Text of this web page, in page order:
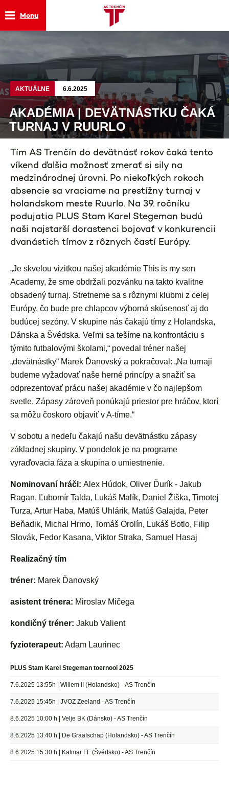
Menu
AKTUÁLNE 6.6.2025
AKADÉMIA | DEVÄTNÁSTKU ČAKÁ
TURNAJ V RUURLO
Tím AS Trenčín do devätnásť rokov čaká tento
víkend ďalšia možnosť zmerať si sily na
medzinárodnej úrovni. Po niekoľkých rokoch
absencie sa vraciame na prestížny turnaj v
holandskom meste Ruurlo. Na 39. ročníku
podujatia PLUS Stam Karel Stegeman budú
naši najstarší dorastenci bojovať v konkurencii
dvanástich tímov z rôznych častí Európy.
„Je skvelou vizitkou našej akadémie This is my sen
Academy, že sme obdržali pozvánku na takto kvalitne
obsadený turnaj. Stretneme sa s rôznymi klubmi z celej
Európy, čo bude pre chlapcov výborná skúsenosť aj do
budúcej sezóny. V skupine nás čakajú tímy z Holandska,
Dánska a Švédska. Veľmi sa tešíme na konfrontáciu s
týmito futbalovými školami,“ povedal tréner našej
„devätnástky“ Marek Ďanovský a pokračoval: „Na turnaji
budeme vyžadovať naše herné princípy a snažiť sa
odprezentovať prácu našej akadémie v čo najlepšom
svetle. Zápasy zároveň ponúkajú priestor pre hráčov, ktorí
sa môžu čoskoro objaviť v A-tíme.“
V sobotu a nedeľu čakajú našu devätnástku zápasy
základnej skupiny. V pondelok je na programe
vyraďovacia fáza a skupina o umiestnenie.
Nominovaní hráči: Alex Húdok, Oliver Ďurík - Jakub
Ragan, Ľubomír Talda, Lukáš Malík, Daniel Žiška, Timotej
Turza, Artur Haba, Matúš Uhlárik, Matúš Galajda, Peter
Beňadik, Michal Hrmo, Tomáš Orolín, Lukáš Botlo, Filip
Slovák, Fedor Kasana, Viktor Straka, Samuel Hasaj
Realizačný tím
tréner: Marek Ďanovský
asistent trénera: Miroslav Mičega
kondičný tréner: Jakub Valient
fyzioterapeut: Adam Laurinec
PLUS Stam Karel Stegeman toernooi 2025
7.6.2025 13:55h | Willem II (Holandsko) - AS Trenčín
7.6.2025 15:45h | JVOZ Zeeland - AS Trenčín
8.6.2025 10:00 h | Velje BK (Dánsko) - AS Trenčín
8.6.2025 13:40 h | De Graafschap (Holandsko) - AS Trenčín
8.6.2025 15:30 h | Kalmar FF (Švédsko) - AS Trenčín